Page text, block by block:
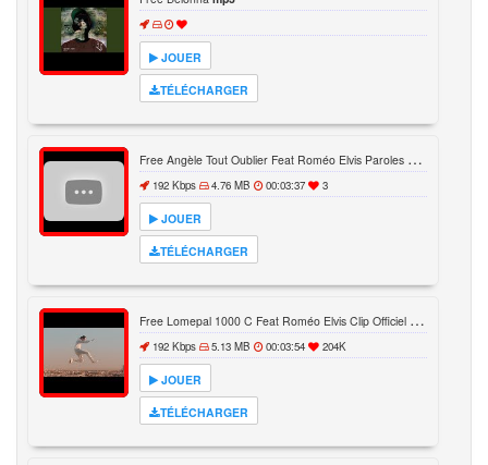
JOUER
TÉLÉCHARGER
F
ree Angèle Tout Oublier Feat Roméo Elvis Paroles
mp3
192 Kbps 4.76 MB 00:03:37 3
JOUER
TÉLÉCHARGER
F
ree Lomepal 1000 C Feat Roméo Elvis Clip Officiel
mp3
192 Kbps 5.13 MB 00:03:54 204K
JOUER
TÉLÉCHARGER